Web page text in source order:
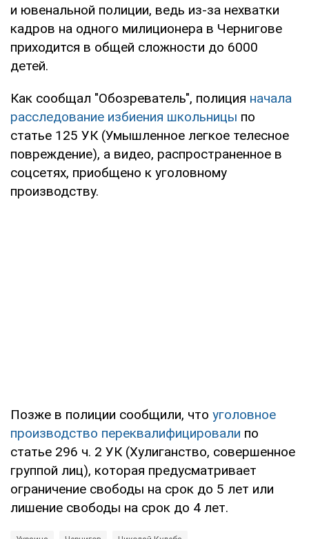
и ювенальной полиции, ведь из-за нехватки
кадров на одного милиционера в Чернигове
приходится в общей сложности до 6000
детей.
Как сообщал "Обозреватель", полиция начала
расследование избиения школьницы по
статье 125 УК (Умышленное легкое телесное
повреждение), а видео, распространенное в
соцсетях, приобщено к уголовному
производству.
Позже в полиции сообщили, что уголовное
производство переквалифицировали по
статье 296 ч. 2 УК (Хулиганство, совершенное
группой лиц), которая предусматривает
ограничение свободы на срок до 5 лет или
лишение свободы на срок до 4 лет.